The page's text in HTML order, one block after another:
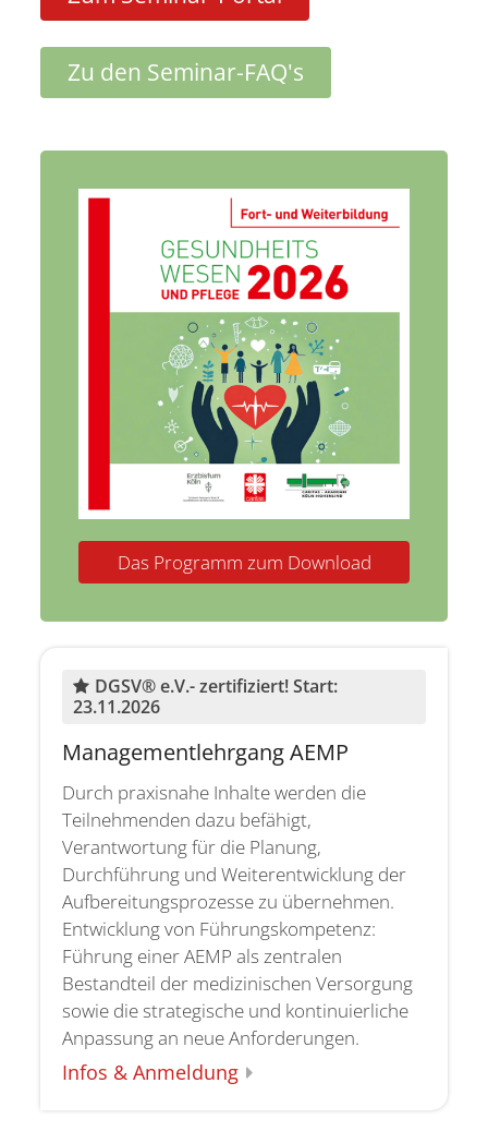
Zu den Seminar-FAQ's
DGSV® e.V.- zertifiziert! Start:
23.11.2026:
Managementlehrgang AEMP
Durch praxisnahe Inhalte werden die
Teilnehmenden dazu befähigt,
Verantwortung für die Planung,
Durchführung und Weiterentwicklung der
Aufbereitungsprozesse zu übernehmen.
Entwicklung von Führungskompetenz:
Führung einer AEMP als zentralen
Bestandteil der medizinischen Versorgung
sowie die strategische und kontinuierliche
Anpassung an neue Anforderungen.
Infos & Anmeldung
Das Programm zum Download